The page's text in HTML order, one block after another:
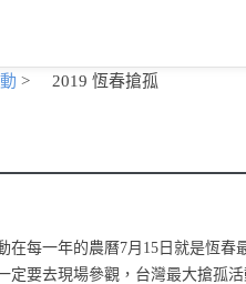
> 2019 恆春搶孤
在每一年的農曆7月15日就是恆
定要去現場參觀，台灣最大搶孤